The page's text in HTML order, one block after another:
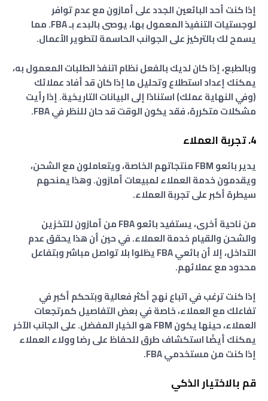
إذا كنت أحد البائعين الجدد على أمازون مع عدم توافر
لوجستيات التنفيذ المعمول بها، يوصى بالبدء بـ FBA. مما
يسمح لك بالتركيز على الجوانب الحاسمة لتطوير الأعمال.
وبالطبع، إذا كان لديك بالفعل نظام اتنفذ الطلبات المعمول به،
يمكنك إعداد استطلاع وتحليل ما إذا كان قد أفاد عملائك
(وفي النهاية عملك) استنادًا إلى البيانات التاريخية. إذا رأيت
مشكلات متكررة، فقد يكون الوقت قد حان للنظر في FBA.
4. تجربة العملاء
يدير بائعو FBM منتجاتهم الخاصة، ويتعاملون مع الشحن،
ويقدمون خدمة العملاء لمبيعات أمازون. وهذا يمنحهم
سيطرة أكبر على تجربة العملاء.
من ناحية أخرى، يستفيد بائعو FBA من أمازون للتخزين
والشحن والقيام خدمة العملاء. في حين أن هذا يحقق عدم
التداخل، إلا أن بائعي FBA يظلوا بلا تواصل مباشر وبتفاعل
محدود مع عملائهم.
إذا كنت ترغب في اتباع نهج أكثر فعالية وبتحكم أكبر في
تفاعلك مع العملاء، خاصة في بعض التفاصيل كمرتجعات
العملاء، حينها يكون FBM هو الخيار المفضل. على الجانب الآخر
يمكنك أيضًا استكشاف طرق للحفاظ على رضا وولاء العملاء
إذا كنت من مستخدمي FBA.
قم بالاختيار الذكي